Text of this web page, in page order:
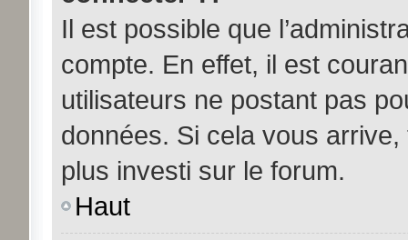
Il est possible que
compte. En effet, il est
utilisateurs ne postant pas
données. Si cela vous
plus investi sur le forum.
Haut